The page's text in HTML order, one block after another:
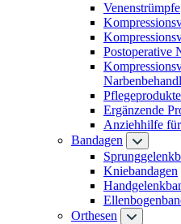
Venenstrümpfe
Postoperative
Pflegeprodukte
Ergänzende
Anziehhilfe
Bandagen
Kniebandagen
Orthesen